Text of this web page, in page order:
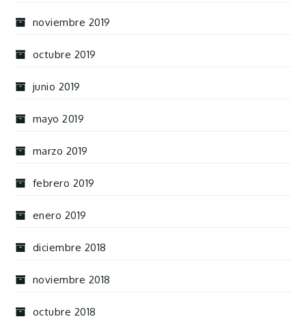
noviembre 2019
octubre 2019
junio 2019
mayo 2019
marzo 2019
febrero 2019
enero 2019
diciembre 2018
noviembre 2018
octubre 2018